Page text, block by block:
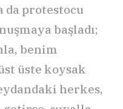
da protestocu
başladı;
benim
üste koysak
herkes,